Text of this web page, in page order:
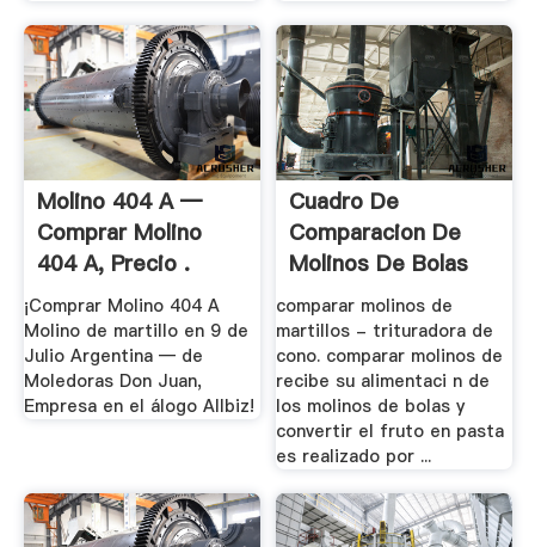
Molino 404 A —
Comprar Molino
404 A, Precio .
¡Comprar Molino 404 A
Molino de martillo en 9 de
Julio Argentina — de
Moledoras Don Juan,
Empresa en el álogo Allbiz!
Cuadro De
Comparacion De
Molinos De Bolas
comparar molinos de
martillos - trituradora de
cono. comparar molinos de
recibe su alimentaci n de
los molinos de bolas y
convertir el fruto en pasta
es realizado por ...